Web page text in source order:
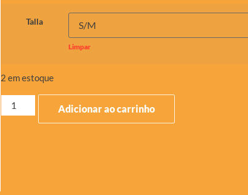
Talla
Limpar
2 em estoque
Adicionar ao carrinho